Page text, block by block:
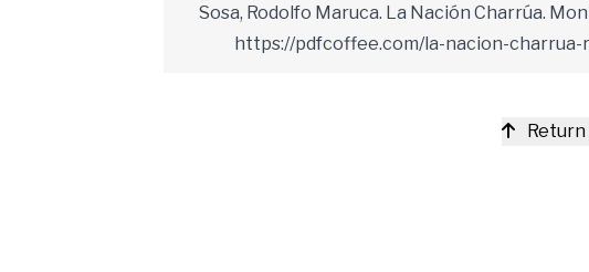
Sosa, Rodolfo Maruca. La Nación Charrúa.
https://pdfcoffee.com/la-nacion-
Return